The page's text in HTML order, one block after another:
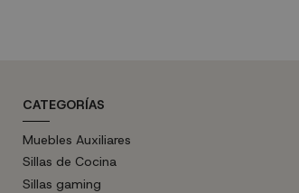
CATEGORÍAS
Muebles Auxiliares
Sillas de Cocina
Sillas gaming